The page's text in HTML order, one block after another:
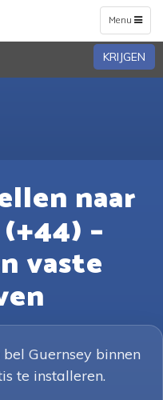
Toggle
navigation
Menu
KRIJGEN
naar
–
vaste
Guernsey binnen
te installeren.